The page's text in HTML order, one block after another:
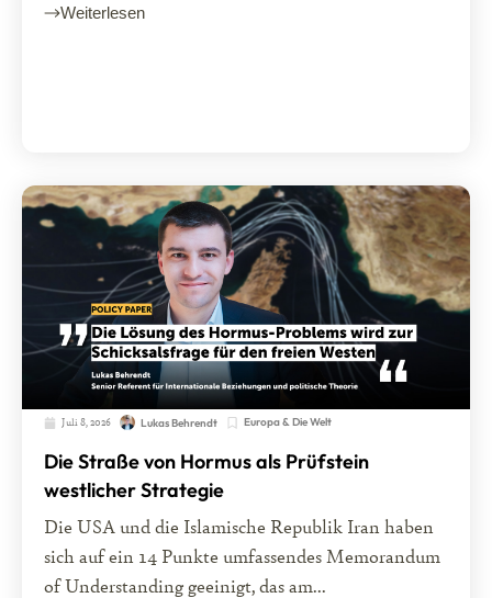
Weiterlesen
Juli 8, 2026 Lukas Behrendt Europa & Die Welt
Die Straße von Hormus als Prüfstein
westlicher Strategie
Die USA und die Islamische Republik Iran haben
sich auf ein 14 Punkte umfassendes Memorandum
of Understanding geeinigt, das am...